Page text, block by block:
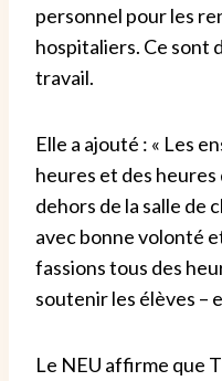
personnel pour les
hospitaliers. Ce sont
travail.
Elle a ajouté : « Les
heures et des
dehors de la salle de
avec bonne volonté
fassions tous des
soutenir les élèves –
Le NEU affirme que